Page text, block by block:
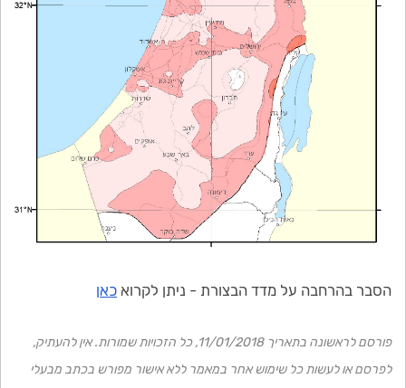
הסבר בהרחבה על מדד הבצורת - ניתן לקרוא כאן
פורסם לראשונה בתאריך 11/01/2018, כל הזכויות שמורות. אין להעתיק,
לפרסם או לעשות כל שימוש אחר במאמר ללא אישור מפורש בכתב מבעלי